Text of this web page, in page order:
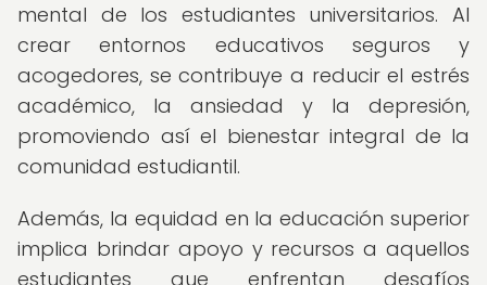
mental de los estudiantes universitarios. Al
crear entornos educativos seguros y
acogedores, se contribuye a reducir el estrés
académico, la ansiedad y la depresión,
promoviendo así el bienestar integral de la
comunidad estudiantil.
Además, la equidad en la educación superior
implica brindar apoyo y recursos a aquellos
estudiantes que enfrentan desafíos